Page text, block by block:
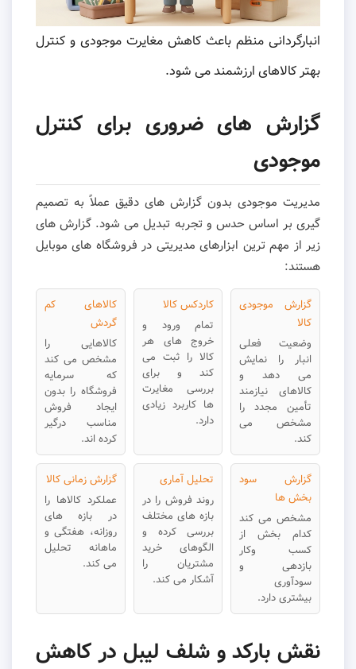
انبارگردانی منظم باعث کاهش مغایرت موجودی و کنترل
بهتر کالاهای ارزشمند می شود.
گزارش های ضروری برای کنترل
موجودی
مدیریت موجودی بدون گزارش های دقیق عملاً به تصمیم
گیری بر اساس حدس و تجربه تبدیل می شود. گزارش های
زیر از مهم ترین ابزارهای مدیریتی در فروشگاه های موبایل
هستند:
گزارش موجودی
کالا
وضعیت فعلی
انبار را نمایش
می دهد و
کالاهای نیازمند
تأمین مجدد را
مشخص می
کند.
کاردکس کالا
تمام ورود و
خروج های هر
کالا را ثبت می
کند و برای
بررسی مغایرت
ها کاربرد زیادی
دارد.
کالاهای کم
گردش
کالاهایی را
مشخص می کند
که سرمایه
فروشگاه را بدون
ایجاد فروش
مناسب درگیر
کرده اند.
گزارش سود
بخش ها
مشخص می کند
کدام بخش از
کسب وکار
بازدهی و
سودآوری
بیشتری دارد.
تحلیل آماری
روند فروش را در
بازه های مختلف
بررسی کرده و
الگوهای خرید
مشتریان را
آشکار می کند.
گزارش زمانی کالا
عملکرد کالاها را
در بازه های
روزانه، هفتگی و
ماهانه تحلیل
می کند.
نقش بارکد و شلف لیبل در کاهش